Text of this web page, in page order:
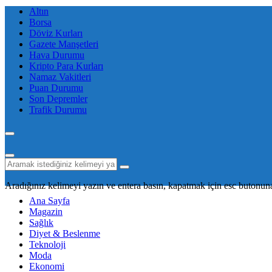
Altın
Borsa
Döviz Kurları
Gazete Manşetleri
Hava Durumu
Kripto Para Kurları
Namaz Vakitleri
Puan Durumu
Son Depremler
Trafik Durumu
Aradığınız kelimeyi yazın ve entera basın, kapatmak için esc
Ana Sayfa
Magazin
Sağlık
Diyet & Beslenme
Teknoloji
Moda
Ekonomi